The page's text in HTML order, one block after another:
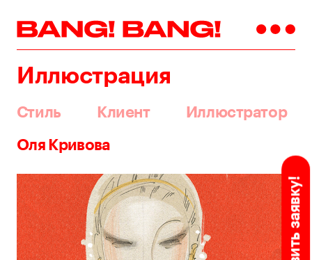
Иллюстрация
Стиль Клиент Иллюстратор
Оля Кривова